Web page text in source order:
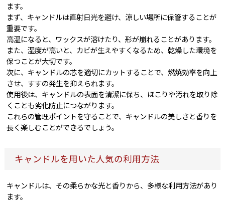
ます。
まず、キャンドルは直射日光を避け、涼しい場所に保管することが
重要です。
高温になると、ワックスが溶けたり、形が崩れることがあります。
また、湿度が高いと、カビが生えやすくなるため、乾燥した環境を
保つことが大切です。
次に、キャンドルの芯を適切にカットすることで、燃焼効率を向上
させ、すすの発生を抑えられます。
使用後は、キャンドルの表面を清潔に保ち、ほこりや汚れを取り除
くことも劣化防止につながります。
これらの管理ポイントを守ることで、キャンドルの美しさと香りを
長く楽しむことができるでしょう。
キャンドルを用いた人気の利用方法
キャンドルは、その柔らかな光と香りから、多様な利用方法があり
ます。